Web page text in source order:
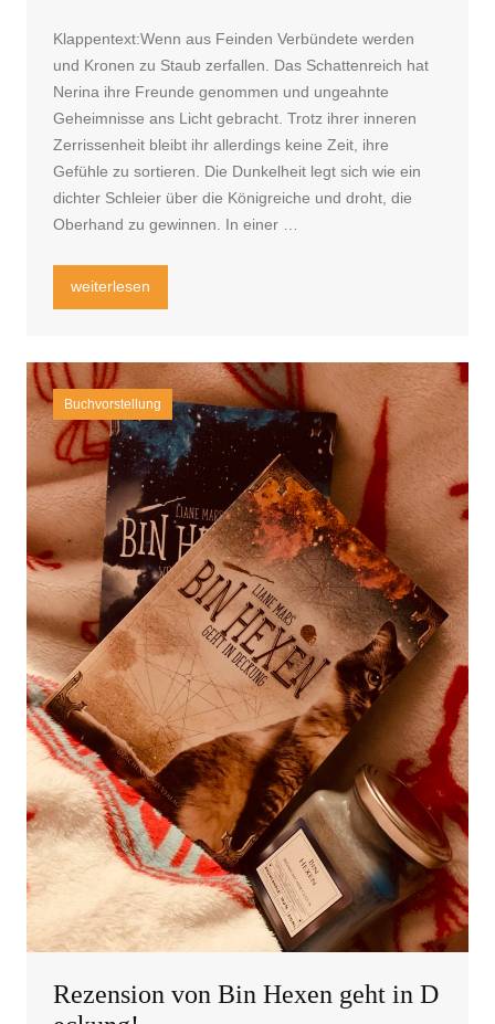
Klappentext:Wenn aus Feinden Verbündete werden
und Kronen zu Staub zerfallen. Das Schattenreich hat
Nerina ihre Freunde genommen und ungeahnte
Geheimnisse ans Licht gebracht. Trotz ihrer inneren
Zerrissenheit bleibt ihr allerdings keine Zeit, ihre
Gefühle zu sortieren. Die Dunkelheit legt sich wie ein
dichter Schleier über die Königreiche und droht, die
Oberhand zu gewinnen. In einer …
„Rezension Fallen Queen – ein Herz so schwarz wie
weiterlesen
Buchvorstellung
Rezension von Bin Hexen geht in D
SEITENLEISTE